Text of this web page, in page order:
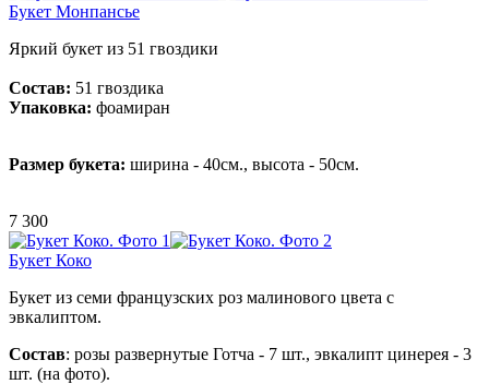
Букет Монпансье
Яркий букет из 51 гвоздики
Состав: 51 гвоздика
Упаковка: фоамиран
Размер букета: ширина - 40см., высота - 50см.
7 300
Букет Коко
Букет из семи французских роз малинового цвета с
эвкалиптом.
Состав: розы развернутые Готча - 7 шт., эвкалипт цинерея - 3
шт. (на фото).